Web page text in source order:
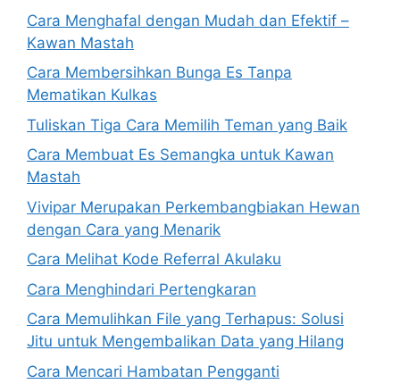
Cara Menghafal dengan Mudah dan Efektif –
Kawan Mastah
Cara Membersihkan Bunga Es Tanpa
Mematikan Kulkas
Tuliskan Tiga Cara Memilih Teman yang Baik
Cara Membuat Es Semangka untuk Kawan
Mastah
Vivipar Merupakan Perkembangbiakan Hewan
dengan Cara yang Menarik
Cara Melihat Kode Referral Akulaku
Cara Menghindari Pertengkaran
Cara Memulihkan File yang Terhapus: Solusi
Jitu untuk Mengembalikan Data yang Hilang
Cara Mencari Hambatan Pengganti